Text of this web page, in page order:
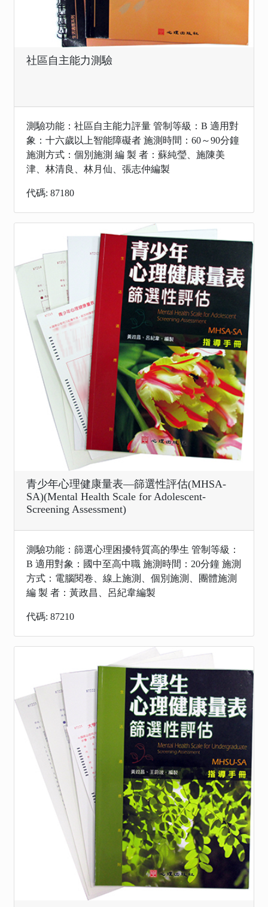
社區自主能力測驗
測驗功能：社區自主能力評量 管制等級：B 適用對
象：十六歲以上智能障礙者 施測時間：60～90分鐘
施測方式：個別施測 編 製 者：蘇純瑩、施陳美
津、林清良、林月仙、張志仲編製
代碼: 87180
青少年心理健康量表—篩選性評估(MHSA-
SA)(Mental Health Scale for Adolescent-
Screening Assessment)
測驗功能：篩選心理困擾特質高的學生 管制等級：
B 適用對象：國中至高中職 施測時間：20分鐘 施測
方式：電腦閱卷、線上施測、個別施測、團體施測
編 製 者：黃政昌、呂紀韋編製
代碼: 87210